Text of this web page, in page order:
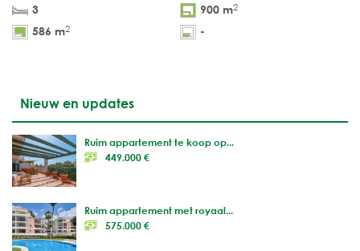
3
900 m2
586 m2 -
Nieuw en updates
Ruim appartement te koop op...
449.000 €
Ruim appartement met royaal...
575.000 €